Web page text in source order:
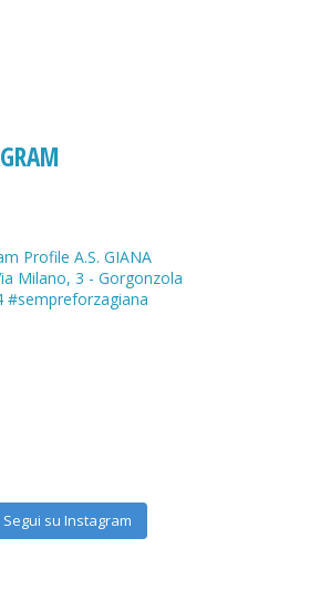
Profile A.S. GIANA
Milano, 3 - Gorgonzola
#sempreforzagiana
Segui su Instagram